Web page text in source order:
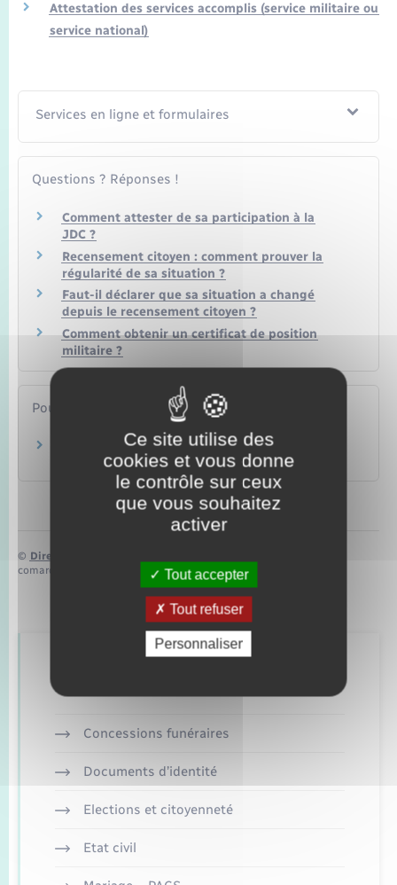
Attestation des services accomplis (service militaire ou
service national)
Services en ligne et formulaires
Questions ? Réponses !
Comment attester de sa participation à la
JDC ?
Recensement citoyen : comment prouver la
régularité de sa situation ?
Faut-il déclarer que sa situation a changé
depuis le recensement citoyen ?
Comment obtenir un certificat de position
militaire ?
Pour en savoir plus
Service national universel
Ministère chargé de l'éducation
© Direction de l’information légale et administrative
comarquage developpé parbaseo.io
Concessions funéraires
Documents d’identité
Elections et citoyenneté
Etat civil
Ce site utilise des
cookies et vous donne
le contrôle sur ceux
que vous souhaitez
activer
Tout accepter
Tout refuser
Personnaliser